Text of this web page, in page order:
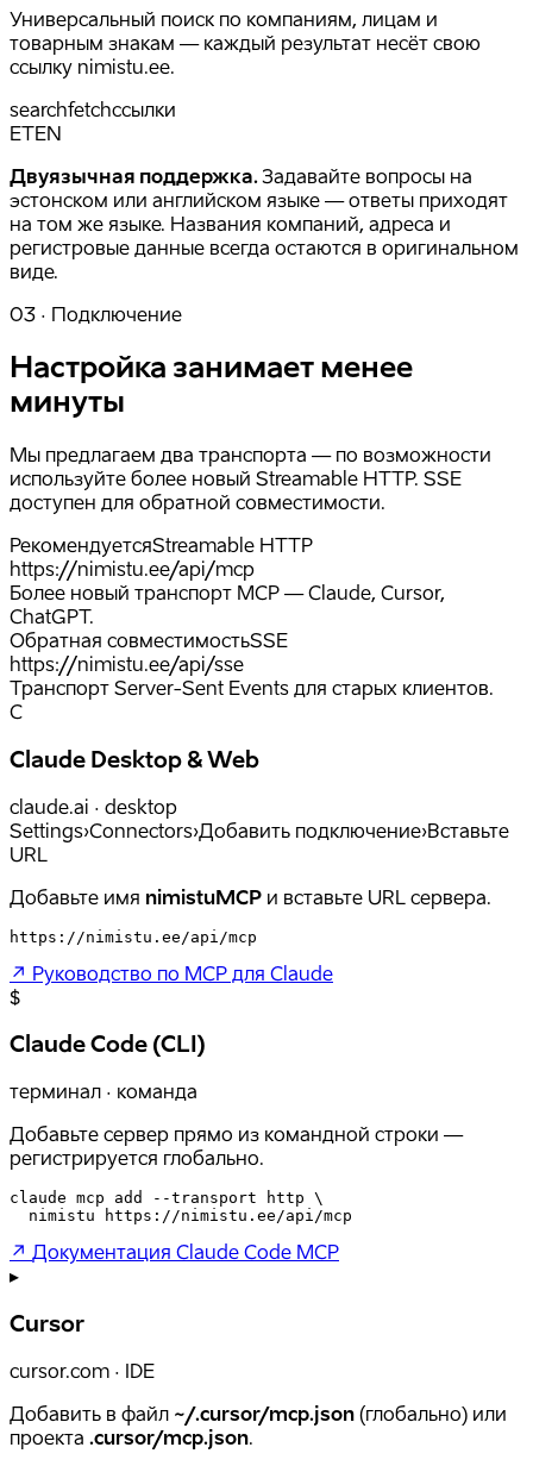
Универсальный поиск по компаниям, лицам и
товарным знакам — каждый результат несёт свою
ссылку nimistu.ee.
searchfetchссылки
ETEN
Двуязычная поддержка.Задавайте вопросы на
эстонском или английском языке — ответы приходят
на том же языке. Названия компаний, адреса и
регистровые данные всегда остаются в оригинальном
виде.
03 · Подключение
Настройка занимает менее
минуты
Мы предлагаем два транспорта — по возможности
используйте более новый Streamable HTTP. SSE
доступен для обратной совместимости.
РекомендуетсяStreamable HTTP
https://nimistu.ee/api/mcp
Более новый транспорт MCP — Claude, Cursor,
ChatGPT.
Обратная совместимостьSSE
https://nimistu.ee/api/sse
Транспорт Server-Sent Events для старых клиентов.
C
Claude Desktop & Web
claude.ai · desktop
Settings›Connectors›Добавить подключение›Вставьте
URL
Добавьте имя nimistuMCP и вставьте URL сервера.
https://nimistu.ee/api/mcp
↗ Руководство по MCP для Claude
$
Claude Code (CLI)
терминал · команда
Добавьте сервер прямо из командной строки —
регистрируется глобально.
claude mcp add --transport http \
  nimistu https://nimistu.ee/api/mcp
↗ Документация Claude Code MCP
▸
Cursor
cursor.com · IDE
Добавить в файл ~/.cursor/mcp.json (глобально) или
проекта .cursor/mcp.json.